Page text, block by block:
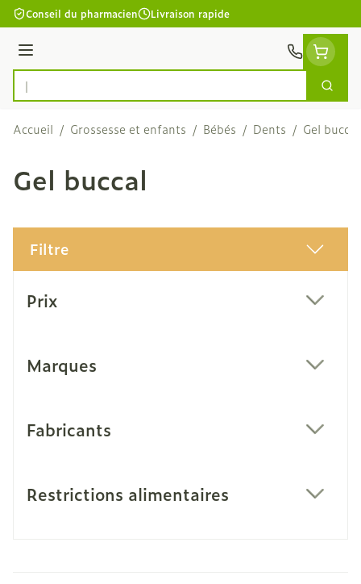
Aller au contenu
Conseil du pharmacien Livraison rapide
Menu
Rechercher
Accueil / Grossesse et enfants / Bébés / Dents / Gel buccal
Gel buccal
Filtre
Prix
Marques
Fabricants
Restrictions alimentaires